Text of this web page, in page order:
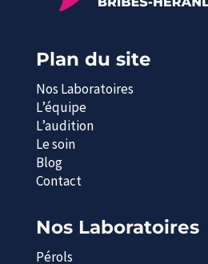
Plan du site
Nos Laboratoires
L’équipe
L’audition
Le soin
Blog
Contact
Nos Laboratoires
Pérols